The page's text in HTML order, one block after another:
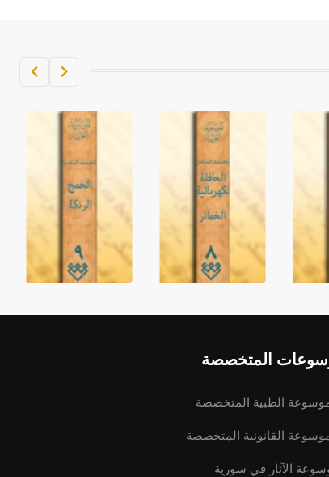
المتخصصة
الطبية المتخصصة
القانونية المتخصصة
الآثار في سورية